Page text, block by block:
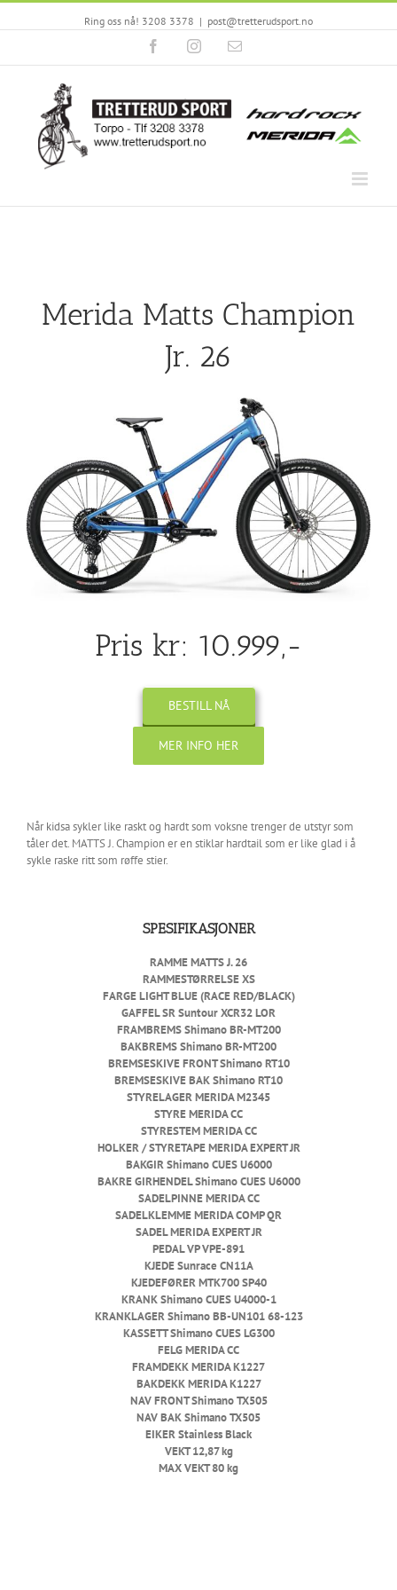
Ring oss nå! 3208 3378 | post@tretterudsport.no
FacebookInstagramEmail
Merida Matts Champion
Jr. 26
Pris kr: 10.999,-
BESTILL NÅ
MER INFO HER
Når kidsa sykler like raskt og hardt som voksne trenger de utstyr som
tåler det. MATTS J. Champion er en stiklar hardtail som er like glad i å
sykle raske ritt som røffe stier.
SPESIFIKASJONER
RAMMEMATTS J. 26
RAMMESTØRRELSE XS
FARGE LIGHT BLUE (RACE RED/BLACK)
GAFFELSR Suntour XCR32 LOR
FRAMBREMS Shimano BR-MT200
BAKBREMSShimano BR-MT200
BREMSESKIVE FRONT Shimano RT10
BREMSESKIVE BAKShimano RT10
STYRELAGERMERIDA M2345
STYREMERIDA CC
STYRESTEM MERIDA CC
HOLKER / STYRETAPE MERIDA EXPERT JR
BAKGIR Shimano CUES U6000
BAKRE GIRHENDEL Shimano CUES U6000
SADELPINNE MERIDA CC
SADELKLEMMEMERIDA COMP QR
SADEL MERIDA EXPERT JR
PEDALVP VPE-891
KJEDE Sunrace CN11A
KJEDEFØRER MTK700 SP40
KRANK Shimano CUES U4000-1
KRANKLAGER Shimano BB-UN101 68-123
KASSETT Shimano CUES LG300
FELGMERIDA CC
FRAMDEKKMERIDA K1227
BAKDEKK MERIDA K1227
NAV FRONT Shimano TX505
NAV BAKShimano TX505
EIKERStainless Black
VEKT 12,87 kg
MAX VEKT 80 kg